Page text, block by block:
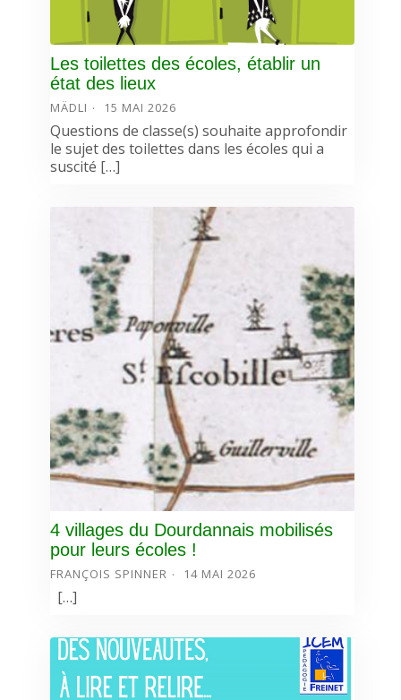
Les toilettes des écoles, établir un
état des lieux
MÄDLI 15 MAI 2026
Questions de classe(s) souhaite approfondir
le sujet des toilettes dans les écoles qui a
suscité […]
4 villages du Dourdannais mobilisés
pour leurs écoles !
FRANÇOIS SPINNER 14 MAI 2026
[…]